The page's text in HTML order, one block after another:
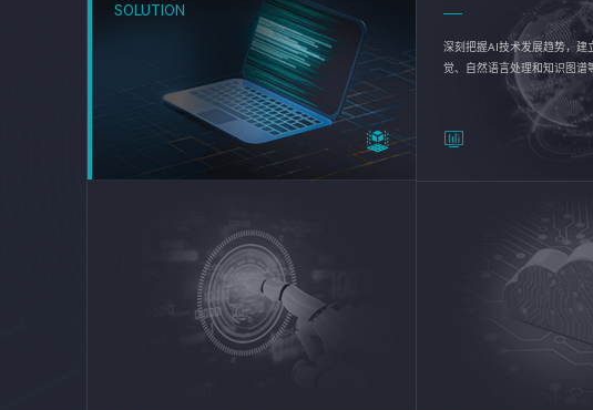
SOLUTION
深刻把握AI技术发展趋势，建
觉、自然语言处理和知识图谱
续优化企业数智化转型加速